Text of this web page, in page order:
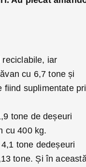
iar
cu 6,7 tone și
fiind suplimentate
tone de deșeuri
cu 400 kg.
tone dedeșeuri
tone. Și în